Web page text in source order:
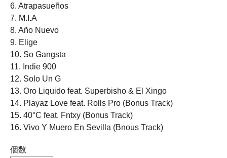
6. Atrapasueños
7. M.I.A
8. Año Nuevo
9. Elige
10. So Gangsta
11. Indie 900
12. Solo Un G
13. Oro Liquido feat. Superbisho & El Xingo
14. Playaz Love feat. Rolls Pro (Bonus Track)
15. 40°C feat. Fntxy (Bonus Track)
16. Vivo Y Muero En Sevilla (Bnous Track)
個数